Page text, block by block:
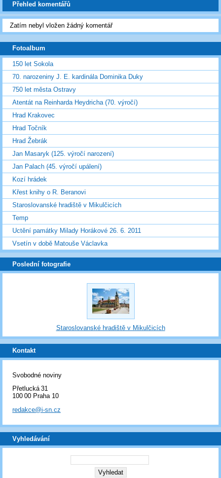
Přehled komentářů
Zatím nebyl vložen žádný komentář
Fotoalbum
150 let Sokola
70. narozeniny J. E. kardinála Dominika Duky
750 let města Ostravy
Atentát na Reinharda Heydricha (70. výročí)
Hrad Krakovec
Hrad Točník
Hrad Žebrák
Jan Masaryk (125. výročí narození)
Jan Palach (45. výročí upálení)
Kozí hrádek
Křest knihy o R. Beranovi
Staroslovanské hradiště v Mikulčicích
Temp
Uctění památky Milady Horákové 26. 6. 2011
Vsetín v době Matouše Václavka
Poslední fotografie
Staroslovanské hradiště v Mikulčicích
Kontakt
Svobodné noviny
Přetlucká 31
100 00 Praha 10
redakce@i-sn.cz
Vyhledávání